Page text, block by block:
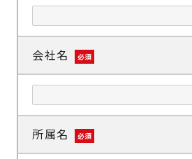
会社名 必須
所属名 必須